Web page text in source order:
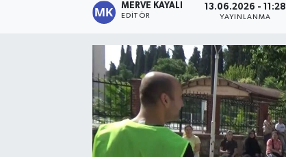
MERVE KAYALI
EDITÖR
13.06.2026 - 11:28
YAYINLANMA